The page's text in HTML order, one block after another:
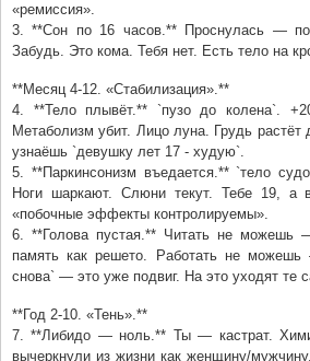
«ремиссия».
3. **Сон по 16 часов.** Проснулась —
Забудь. Это кома. Тебя нет. Есть тело на
**Месяц 4-12. «Стабилизация».**
4. **Тело плывёт.** `пузо до колена`.
Метаболизм убит. Лицо луна. Грудь
узнаёшь `девушку лет 17 - худую`.
5. **Паркинсонизм въедается.** `тело
Ноги шаркают. Слюни текут. Тебе 19, а
«побочные эффекты контролируемы».
6. **Голова пустая.** Читать не
память как решето. Работать не
снова` — это уже подвиг. На это уходят те
**Год 2-10. «Тень».**
7. **Либидо — ноль.** Ты — кастрат.
вычеркнули из жизни как женщину/